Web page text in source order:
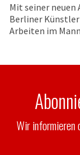
Mit seiner neuen
Berliner Künstler
Arbeiten im
Wir informieren